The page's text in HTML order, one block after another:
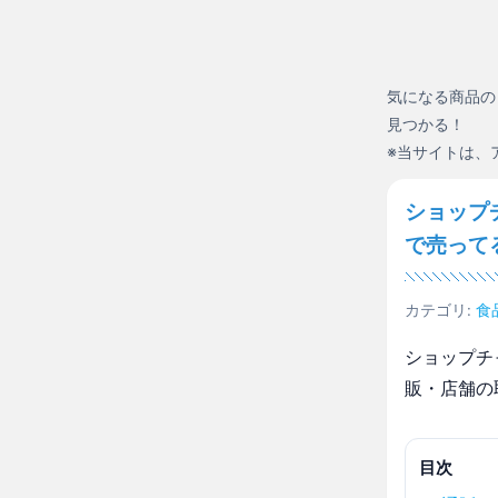
気になる商品
見つかる！
※当サイトは、
ショッ
で売って
カテゴリ: 食
ショップ
販・店舗
目次